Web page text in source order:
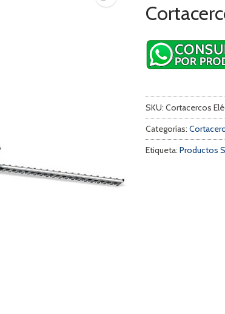
SKU: Cortacercos
Categorías:
Etiqueta: Productos